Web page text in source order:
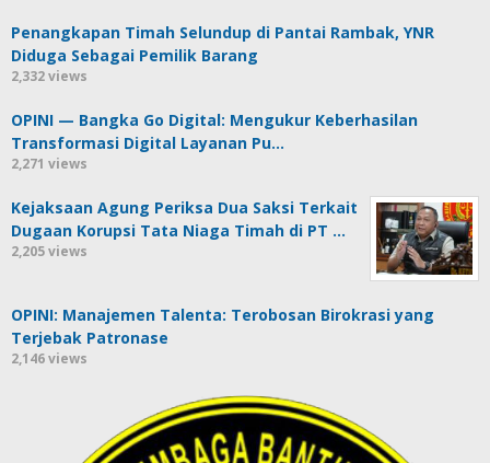
Penangkapan Timah Selundup di Pantai Rambak, YNR
Diduga Sebagai Pemilik Barang
2,332 views
OPINI — Bangka Go Digital: Mengukur Keberhasilan
Transformasi Digital Layanan Pu…
2,271 views
Kejaksaan Agung Periksa Dua Saksi Terkait
Dugaan Korupsi Tata Niaga Timah di PT …
2,205 views
OPINI: Manajemen Talenta: Terobosan Birokrasi yang
Terjebak Patronase
2,146 views